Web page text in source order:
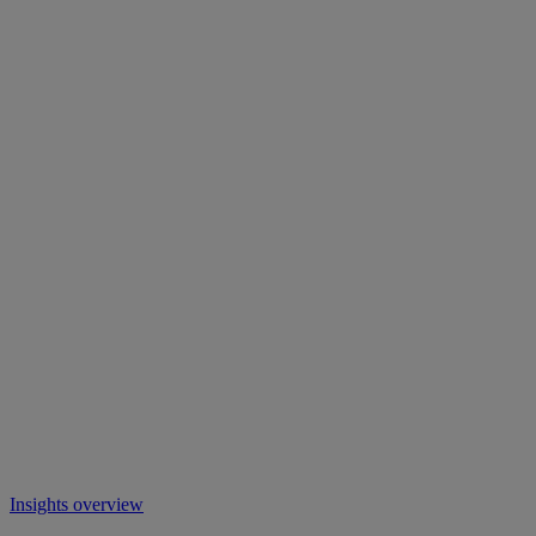
Insights overview